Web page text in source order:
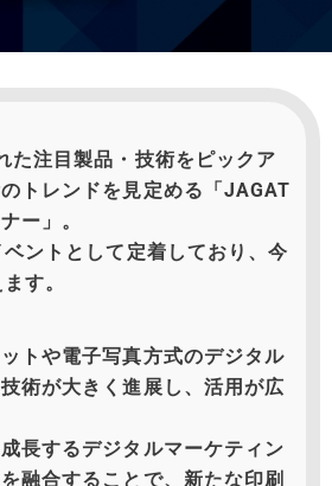
た注目製品・技術をピックア
トレンドを見定める「JAGAT
ー」。
ントとして定着しており、今
す。
トや電子写真方式のデジタル
術が大きく進展し、活用が広
長するデジタルマーケティン
融合することで、新たな印刷